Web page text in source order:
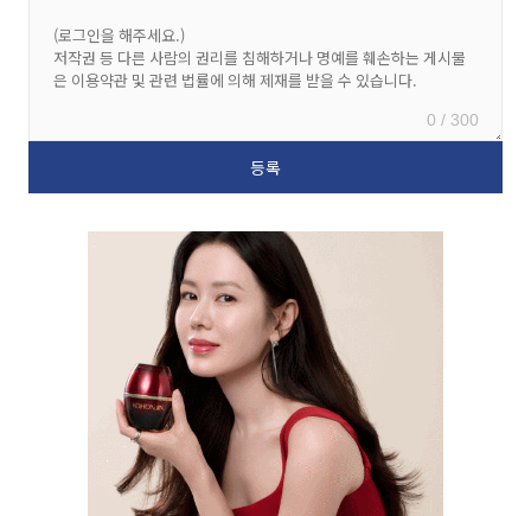
0 / 300